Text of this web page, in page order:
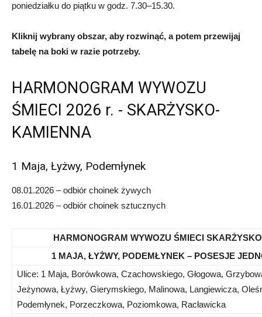
poniedziałku do piątku w godz. 7.30–15.30.
Kliknij wybrany obszar, aby rozwinąć, a potem przewijaj
tabelę na boki w razie potrzeby.
HARMONOGRAM WYWOZU
ŚMIECI 2026 r. - SKARŻYSKO-
KAMIENNA
1 Maja, Łyżwy, Podemłynek
08.01.2026 – odbiór choinek żywych
16.01.2026 – odbiór choinek sztucznych
HARMONOGRAM WYWOZU ŚMIECI
1 MAJA, ŁYŻWY, PODEMŁYNEK – POSESJE
Ulice: 1 Maja, Borówkowa, Czachowskiego, Głogowa,
Jeżynowa, Łyżwy, Gierymskiego, Malinowa, Langiewicza,
Podemłynek, Porzeczkowa, Poziomkowa, Racławicka